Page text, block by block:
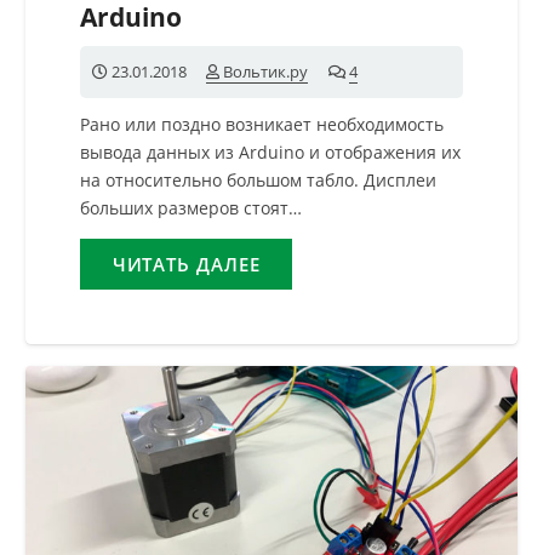
Arduino
23.01.2018 Вольтик.ру 4комментария
Рано или поздно возникает необходимость
вывода данных из Arduino и отображения их
на относительно большом табло. Дисплеи
больших размеров стоят…
ЧИТАТЬ ДАЛЕЕ